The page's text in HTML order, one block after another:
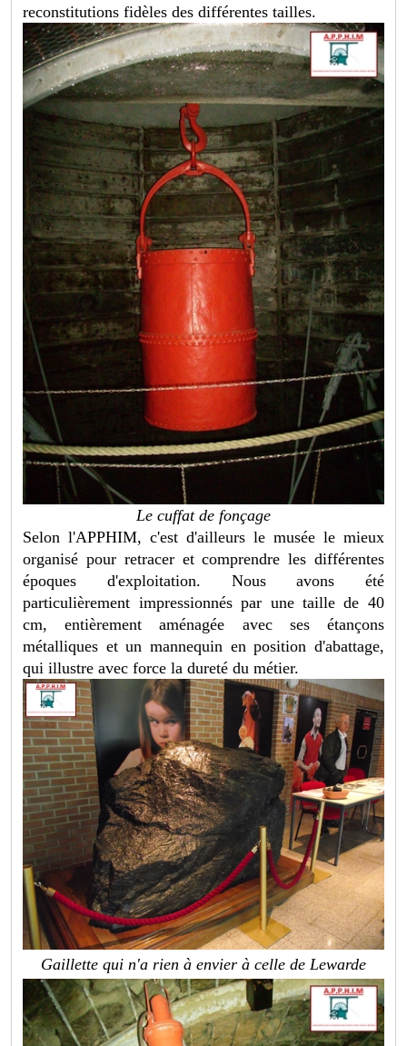
reconstitutions fidèles des différentes tailles.
Le cuffat de fonçage
Selon l'APPHIM, c'est d'ailleurs le musée le mieux
organisé pour retracer et comprendre les différentes
époques d'exploitation. Nous avons été
particulièrement impressionnés par une taille de 40
cm, entièrement aménagée avec ses étançons
métalliques et un mannequin en position d'abattage,
qui illustre avec force la dureté du métier.
Gaillette qui n'a rien à envier à celle de Lewarde